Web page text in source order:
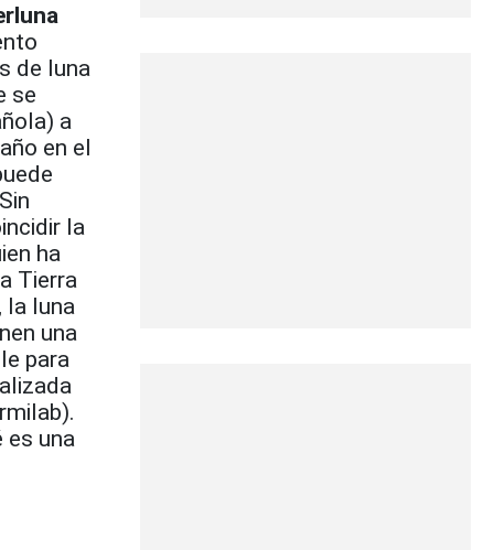
de luna
se
a
en el
la
ha
Tierra
la luna
una
para
es una